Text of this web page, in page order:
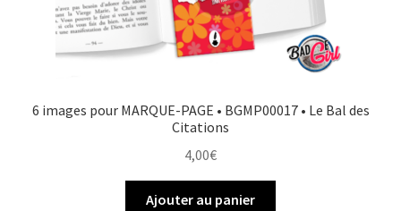
Politique de Confidentialité
6 images pour MARQUE-PAGE • BGMP00017 • Le Bal des
Citations
4,00€
Ajouter au panier